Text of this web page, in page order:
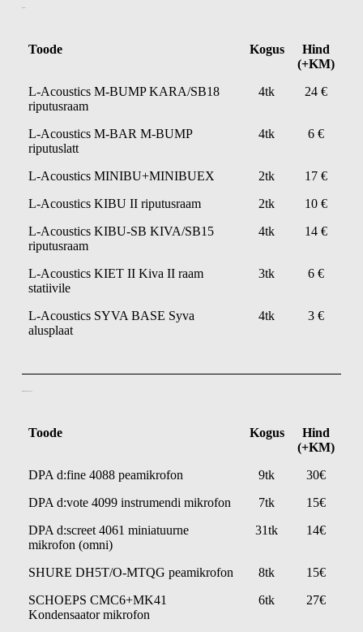
Toode Kogus
Hind
(+KM)
L-Acoustics M-BUMP KARA/SB18
riputusraam
4tk 24 €
L-Acoustics M-BAR M-BUMP
riputuslatt
4tk 6 €
L-Acoustics MINIBU+MINIBUEX 2tk
17 €
L-Acoustics KIBU II riputusraam
2tk
10 €
L-Acoustics KIBU-SB KIVA/SB15
riputusraam
4tk 14 €
L-Acoustics KIET II Kiva II raam
statiivile
3tk 6 €
L-Acoustics SYVA BASE Syva
alusplaat
4tk 3 €
Toode Kogus
Hind
(+KM)
DPA d:fine 4088 peamikrofon
9tk
30€
DPA d:vote 4099 instrumendi mikrofon
7tk
15€
DPA d:screet 4061 miniatuurne
mikrofon (omni)
31tk 14€
SHURE DH5T/O-MTQG peamikrofon 8tk
15€
SCHOEPS CMC6+MK41
Kondensaator mikrofon
6tk 27€